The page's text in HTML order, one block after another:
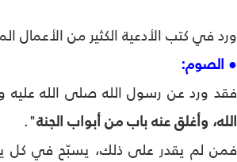
ورد في كتب الأدعية الكثير من الأعمال
● الصوم:
فقد ورد عن رسول الله صلى الله عليه
الله، وأغلق عنه باب من أبواب الجنة".
فمن لم يقدر على ذلك، يسبّح في كل